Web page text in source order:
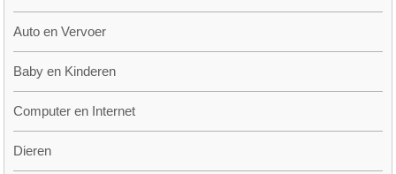
Auto en Vervoer
Baby en Kinderen
Computer en Internet
Dieren